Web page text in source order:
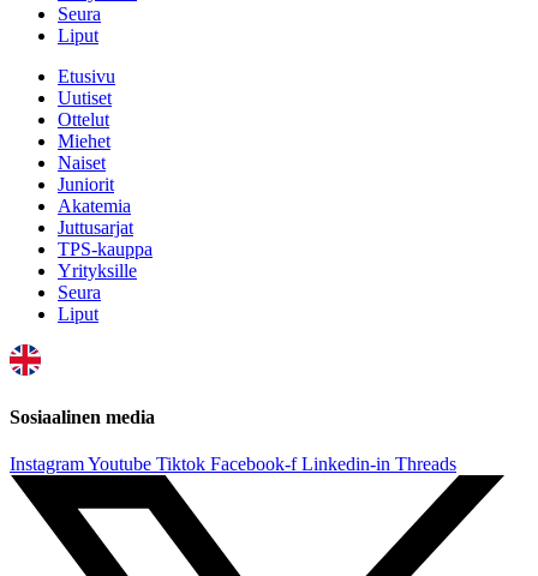
Seura
Liput
Etusivu
Uutiset
Ottelut
Miehet
Naiset
Juniorit
Akatemia
Juttusarjat
TPS-kauppa
Yrityksille
Seura
Liput
Sosiaalinen media
InstagramYoutube Tiktok Facebook-f Linkedin-in Threads